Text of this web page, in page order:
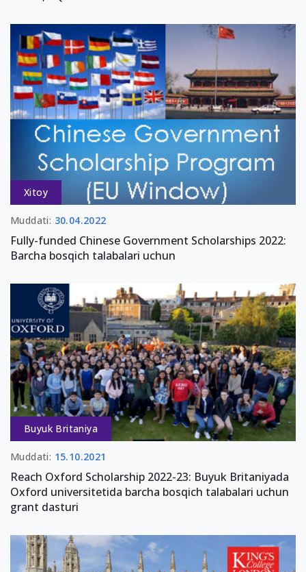
Xitoy
Muddati: 30.04.2022
Fully-funded Chinese Government Scholarships 2022:
Barcha bosqich talabalari uchun
Buyuk Britaniya
Muddati: 15.10.2021
Reach Oxford Scholarship 2022-23: Buyuk Britaniyada
Oxford universitetida barcha bosqich talabalari uchun
grant dasturi